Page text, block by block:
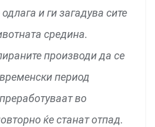
и ги загадува сите
средина.
производи да се
период
во
ќе станат отпад.